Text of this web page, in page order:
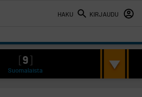
HAKU KIRJAUDU
9
Suomalaista